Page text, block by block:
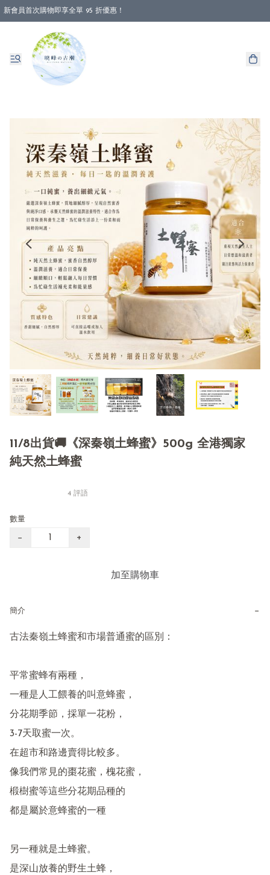
新會員首次購物即享全單 95 折優惠！
消費即享全單 88 折優惠！
11/8出貨🚚《深秦嶺土蜂蜜》500g 全港獨家
純天然土蜂蜜
4 評語
數量
− +
加至購物車
簡介 −
古法秦嶺土蜂蜜和市場普通蜜的區別：
平常蜜蜂有兩種，
一種是人工餵養的叫意蜂蜜，
分花期季節，採單一花粉，
3-7天取蜜一次。
在超市和路邊賣得比較多。
像我們常見的棗花蜜，槐花蜜，
椴樹蜜等這些分花期品種的
都是屬於意蜂蜜的一種
另一種就是土蜂蜜。
是深山放養的野生土蜂，